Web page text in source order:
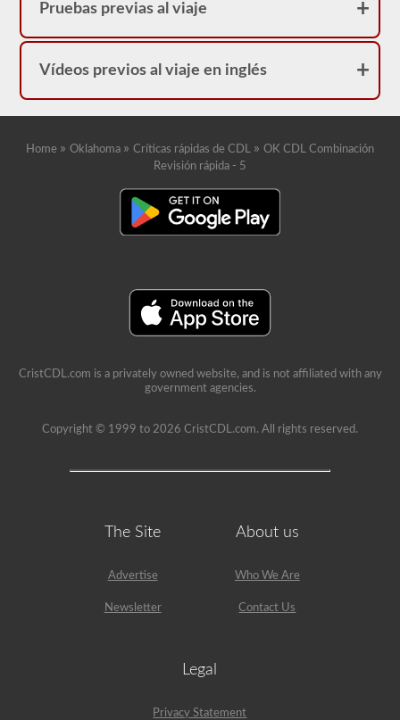
Pruebas previas al viaje
Vídeos previos al viaje en inglés
Home » Oklahoma » Críticas rápidas de CDL » OK CDL Combinación
Revisión rápida - 5
CristCDL.com is a privately owned website, and is not affiliated with any
government agencies.
Copyright © 1999 to 2026 CristCDL.com. All rights reserved.
The Site
Advertise
Newsletter
About us
Who We Are
Contact Us
Legal
Privacy Statement